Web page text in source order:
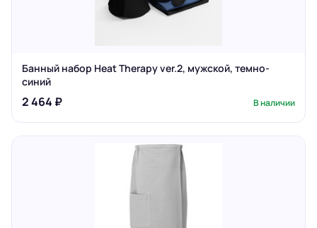
Банный набор Heat Therapy ver.2, мужской, темно-
синий
2 464 ₽ В наличии